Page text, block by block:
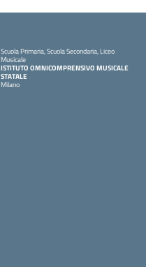
Scuola Primaria, Scuola Secondaria, Liceo
Musicale
ISTITUTO OMNICOMPRENSIVO MUSICALE
STATALE
Milano